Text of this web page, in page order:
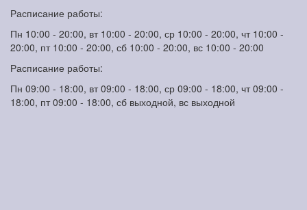
Расписание работы:
Пн 10:00 - 20:00, вт 10:00 - 20:00, ср 10:00 - 20:00, чт 10:00 -
20:00, пт 10:00 - 20:00, сб 10:00 - 20:00, вс 10:00 - 20:00
Расписание работы:
Пн 09:00 - 18:00, вт 09:00 - 18:00, ср 09:00 - 18:00, чт 09:00 -
18:00, пт 09:00 - 18:00, сб выходной, вс выходной